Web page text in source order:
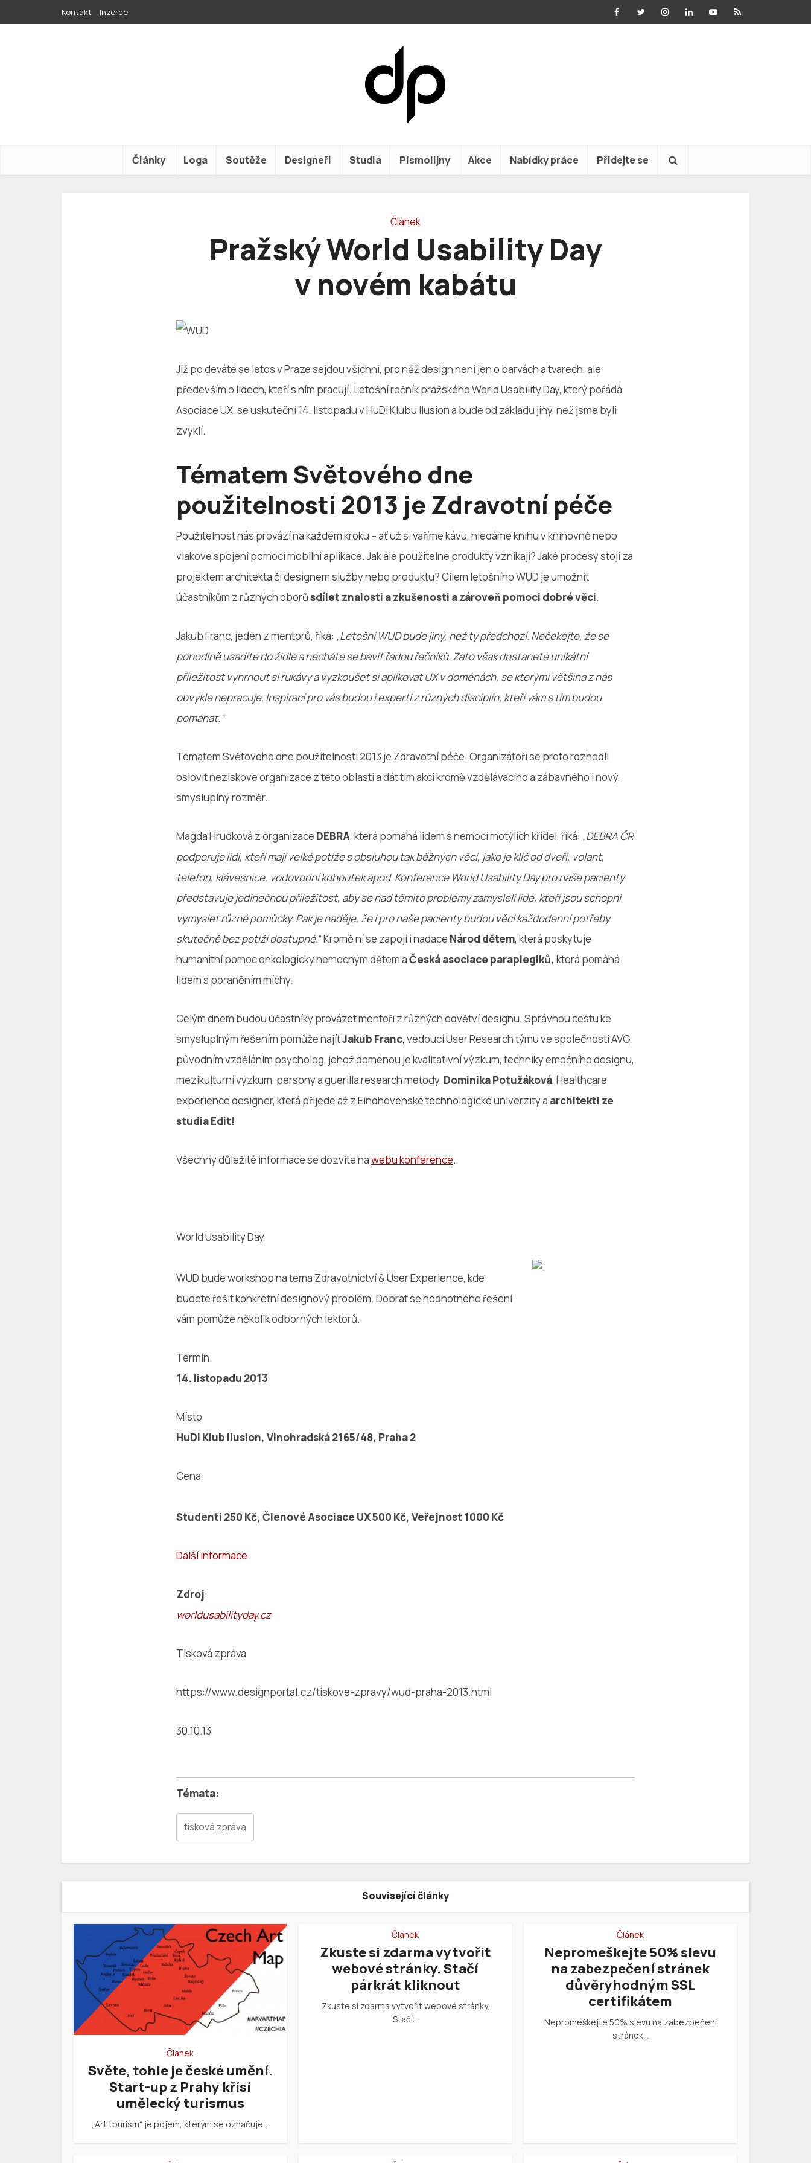
Kontakt Inzerce
Články Loga Soutěže Designeři Studia Písmolijny Akce Nabídky práce Přidejte se
Článek
Pražský World Usability Day
v novém kabátu
Již po deváté se letos v Praze sejdou všichni, pro něž design není jen o barvách a tvarech, ale
především o lidech, kteří s ním pracují. Letošní ročník pražského World Usability Day, který pořádá
Asociace UX, se uskuteční 14. listopadu v HuDi Klubu Ilusion a bude od základu jiný, než jsme byli
zvyklí.
Tématem Světového dne
použitelnosti 2013 je Zdravotní péče
Použitelnost nás provází na každém kroku – ať už si vaříme kávu, hledáme knihu v knihovně nebo
vlakové spojení pomocí mobilní aplikace. Jak ale použitelné produkty vznikají? Jaké procesy stojí za
projektem architekta či designem služby nebo produktu? Cílem letošního WUD je umožnit
účastníkům z různých oborů sdílet znalosti a zkušenosti a zároveň pomoci dobré věci.
Jakub Franc, jeden z mentorů, říká: „Letošní WUD bude jiný, než ty předchozí. Nečekejte, že se
pohodlně usadíte do židle a necháte se bavit řadou řečníků. Zato však dostanete unikátní
příležitost vyhrnout si rukávy a vyzkoušet si aplikovat UX v doménách, se kterými většina z nás
obvykle nepracuje. Inspirací pro vás budou i experti z různých disciplín, kteří vám s tím budou
pomáhat.“
Tématem Světového dne použitelnosti 2013 je Zdravotní péče. Organizátoři se proto rozhodli
oslovit neziskové organizace z této oblasti a dát tím akci kromě vzdělávacího a zábavného i nový,
smysluplný rozměr.
Magda Hrudková z organizace DEBRA, která pomáhá lidem s nemocí motýlích křídel, říká: „DEBRA ČR
podporuje lidi, kteří mají velké potíže s obsluhou tak běžných věcí, jako je klíč od dveří, volant,
telefon, klávesnice, vodovodní kohoutek apod. Konference World Usability Day pro naše pacienty
představuje jedinečnou příležitost, aby se nad těmito problémy zamysleli lidé, kteří jsou schopni
vymyslet různé pomůcky. Pak je naděje, že i pro naše pacienty budou věci každodenní potřeby
skutečně bez potíží dostupné.“ Kromě ní se zapojí i nadace Národ dětem, která poskytuje
humanitní pomoc onkologicky nemocným dětem aČeská asociace paraplegiků, která pomáhá
lidem s poraněním míchy.
Celým dnem budou účastníky provázet mentoři z různých odvětví designu. Správnou cestu ke
smysluplným řešením pomůže najítJakub Franc, vedoucí User Research týmu ve společnosti AVG,
původním vzděláním psycholog, jehož doménou je kvalitativní výzkum, techniky emočního designu,
mezikulturní výzkum, persony a guerilla research metody, Dominika Potužáková, Healthcare
experience designer, která přijede až z Eindhovenské technologické univerzity a architekti ze
studia Edit!
Všechny důležité informace se dozvíte nawebu konference.
World Usability Day
WUD bude workshop na téma Zdravotnictví & User Experience, kde
budete řešit konkrétní designový problém. Dobrat se hodnotného řešení
vám pomůže několik odborných lektorů.
Termín
14. listopadu 2013
Místo
HuDi Klub Ilusion, Vinohradská 2165/48, Praha 2
Cena
Studenti 250 Kč, Členové Asociace UX 500 Kč, Veřejnost 1000 Kč
Další informace
Zdroj:
worldusabilityday.cz
Tisková zpráva
https://www.designportal.cz/tiskove-zpravy/wud-praha-2013.html
30.10.13
tisková zpráva
Související články
Článek
Světe, tohle je české umění.
Start-up z Prahy křísí
umělecký turismus
„Art tourism“ je pojem, kterým se označuje…
Článek
Zkuste si zdarma vytvořit
webové stránky. Stačí
párkrát kliknout
Zkuste si zdarma vytvořit webové stránky.
Stačí…
Článek
Nepromeškejte 50% slevu
na zabezpečení stránek
důvěryhodným SSL
certifikátem
Nepromeškejte 50% slevu na zabezpečení
stránek…